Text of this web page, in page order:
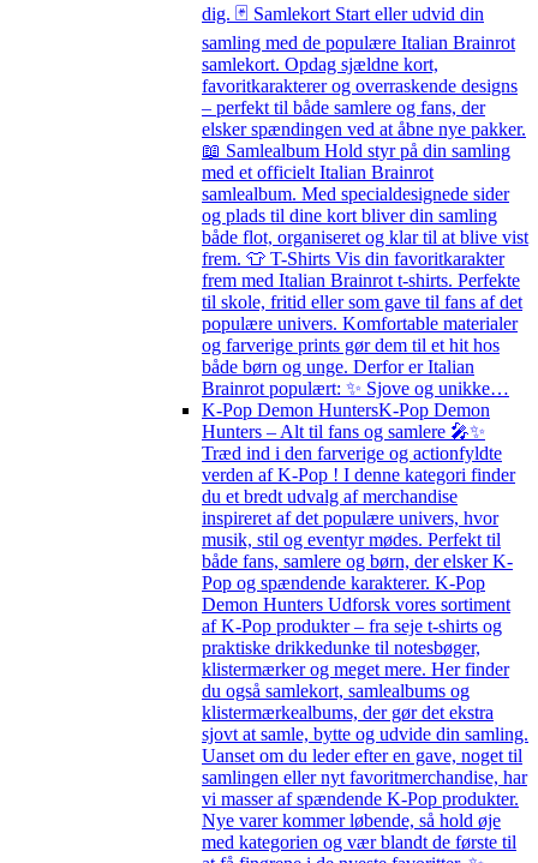
dig. 🃏 Samlekort Start eller udvid din
samling med de populære Italian Brainrot
samlekort. Opdag sjældne kort,
favoritkarakterer og overraskende designs
– perfekt til både samlere og fans, der
elsker spændingen ved at åbne nye pakker.
📖 Samlealbum Hold styr på din samling
med et officielt Italian Brainrot
samlealbum. Med specialdesignede sider
og plads til dine kort bliver din samling
både flot, organiseret og klar til at blive vist
frem. 👕 T-Shirts Vis din favoritkarakter
frem med Italian Brainrot t-shirts. Perfekte
til skole, fritid eller som gave til fans af det
populære univers. Komfortable materialer
og farverige prints gør dem til et hit hos
både børn og unge. Derfor er Italian
Brainrot populært: ✨ Sjove og unikke…
K-Pop Demon HuntersK-Pop Demon
Hunters – Alt til fans og samlere 🎤✨
Træd ind i den farverige og actionfyldte
verden af K-Pop ! I denne kategori finder
du et bredt udvalg af merchandise
inspireret af det populære univers, hvor
musik, stil og eventyr mødes. Perfekt til
både fans, samlere og børn, der elsker K-
Pop og spændende karakterer. K-Pop
Demon Hunters Udforsk vores sortiment
af K-Pop produkter – fra seje t-shirts og
praktiske drikkedunke til notesbøger,
klistermærker og meget mere. Her finder
du også samlekort, samlealbums og
klistermærkealbums, der gør det ekstra
sjovt at samle, bytte og udvide din samling.
Uanset om du leder efter en gave, noget til
samlingen eller nyt favoritmerchandise, har
vi masser af spændende K-Pop produkter.
Nye varer kommer løbende, så hold øje
med kategorien og vær blandt de første til